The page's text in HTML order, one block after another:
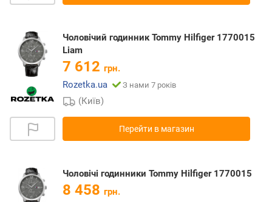
Чоловічий годинник Tommy Hilfiger 1770015
Liam
7 612 грн.
Rozetka.ua
З нами 7 років
(Київ)
Перейти в магазин
Чоловічі годинники Tommy Hilfiger 1770015
8 458 грн.